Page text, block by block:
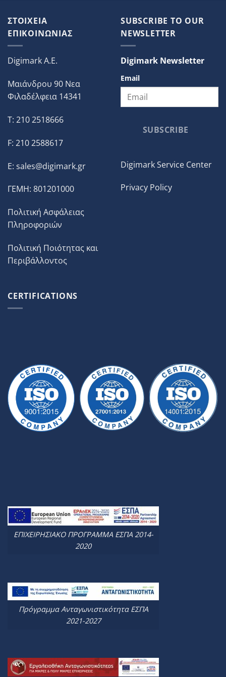
ΣΤΟΙΧΕΙΑ
ΕΠΙΚΟΙΝΩΝΙΑΣ
Digimark A.E.
Μαιάνδρου 90 Νεα
Φιλαδέλφεια 14341
T: 210 2518666
F: 210 2588617
E: sales@digimark.gr
ΓΕΜΗ: 801201000
Πολιτική Ασφάλειας
Πληροφοριών
Πολιτική Ποιότητας και
Περιβάλλοντος
SUBSCRIBE TO OUR
NEWSLETTER
Digimark Newsletter
Email
SUBSCRIBE
Digimark Service Center
Privacy Policy
CERTIFICATIONS
ΕΠΙΧΕΙΡΗΣΙΑΚΟ ΠΡΟΓΡΑΜΜΑ ΕΣΠΑ 2014-
2020
Πρόγραμμα Ανταγωνιστικότητα ΕΣΠΑ
2021-2027